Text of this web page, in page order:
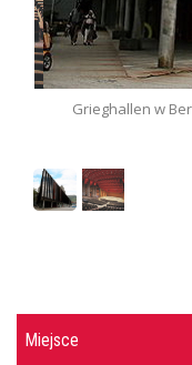
Grieghallen w
Miejsce